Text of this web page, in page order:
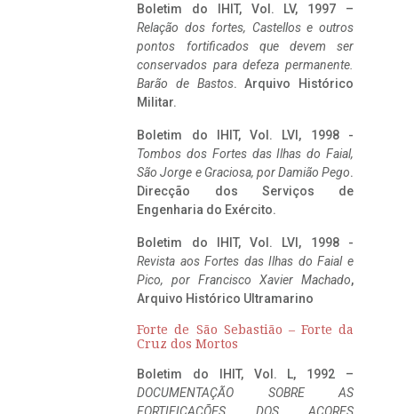
Boletim do IHIT, Vol. LV, 1997 –
Relação dos fortes, Castellos e outros
pontos fortificados que devem ser
conservados para defeza permanente.
Barão de Bastos. Arquivo Histórico
Militar.
Boletim do IHIT, Vol. LVI, 1998 -
Tombos dos Fortes das Ilhas do Faial,
São Jorge e Graciosa, por Damião Pego.
Direcção dos Serviços de
Engenharia do Exército.
Boletim do IHIT, Vol. LVI, 1998 -
Revista aos Fortes das Ilhas do Faial e
Pico, por Francisco Xavier Machado,
Arquivo Histórico Ultramarino
Forte de São Sebastião – Forte da
Cruz dos Mortos
Boletim do IHIT, Vol. L, 1992 –
DOCUMENTAÇÃO SOBRE AS